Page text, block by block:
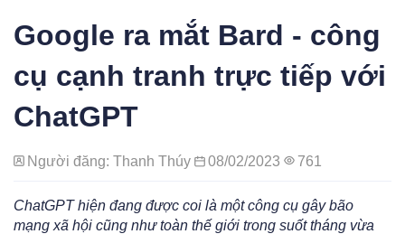
Google ra mắt Bard - công
cụ cạnh tranh trực tiếp với
ChatGPT
Người đăng: Thanh Thúy 08/02/2023 761
ChatGPT hiện đang được coi là một công cụ gây bão
mạng xã hội cũng như toàn thế giới trong suốt tháng vừa